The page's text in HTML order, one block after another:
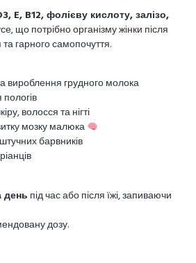
E, B12, фолієву кислоту, залізо,
що потрібно організму жінки після
гарного самопочуття.
вироблення грудного молока
волосся та нігті
мозку малюка
барвників
день під час або після їжі, запиваючи
дозу.